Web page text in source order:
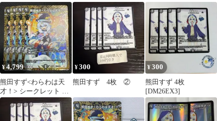
デュエルマスターズ デ
ュエマ
才！＞ シークレット2
枚
¥4,799
熊田すず<わらわは天
才！> シークレット シ
ク 4枚 金
¥300
熊田すず 4枚 ②
¥300
熊田すず 4枚
[DM26EX3]